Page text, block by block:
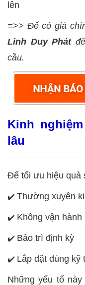
lên
=>> Để có giá
Linh Duy Phát
cầu.
Kinh
lâu
Để tối ưu hiệu quả
✔️ Thường xuyên
✔️ Không vận hành
✔️ Bảo trì định kỳ
✔️ Lắp đặt đúng kỹ
Những yếu tố